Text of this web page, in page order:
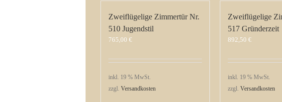
Zweiflügelige Zimmertür Nr.
510 Jugendstil
765,00 €
inkl. 19 % MwSt.
zzgl. Versandkosten
Zweiflügelige
517 Gründerzeit
892,50 €
inkl. 19 % MwSt.
zzgl. Versandkosten